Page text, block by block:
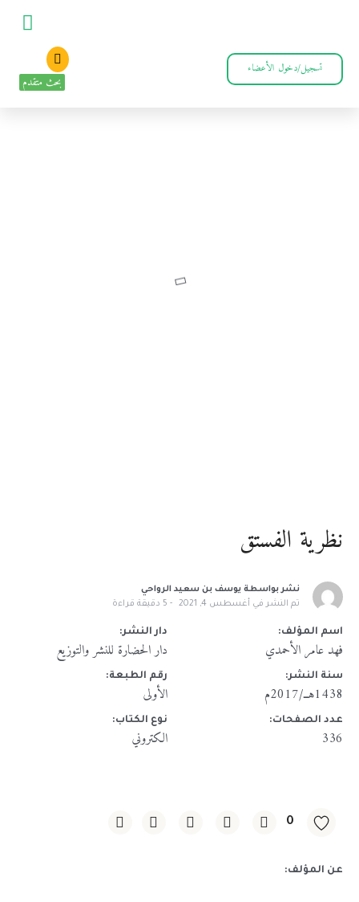
تسجيل/دخول الأعضاء
بحث متقدم
نظرية الفستق
نشر بواسطة يوسف بن سعيد الرواحي
تم النشر في أغسطس 4, 2021 5 دقيقة قراءة
اسم المؤلف:
فهد عامر الأحمدي
دار النشر:
دار الحضارة للنشر والتوزيع
سنة النشر:
1438هــ/2017م
رقم الطبعة:
الأولى
عدد الصفحات:
336
نوع الكتاب:
الكتروني
0
عن المؤلف: